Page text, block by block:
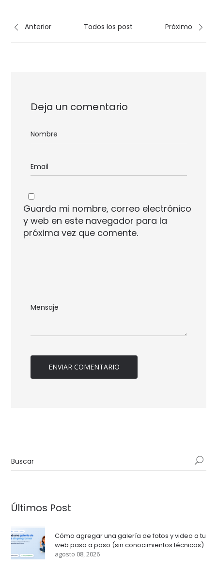
Anterior Todos los post Próximo
Deja un comentario
Guarda mi nombre, correo electrónico
y web en este navegador para la
próxima vez que comente.
Últimos Post
Cómo agregar una galería de fotos y video a tu
web paso a paso (sin conocimientos técnicos)
agosto 08, 2026